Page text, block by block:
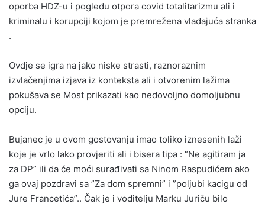
oporba HDZ-u i pogledu otpora covid totalitarizmu ali i
kriminalu i korupciji kojom je premrežena vladajuća stranka
.
Ovdje se igra na jako niske strasti, raznoraznim
izvlačenjima izjava iz konteksta ali i otvorenim lažima
pokušava se Most prikazati kao nedovoljno domoljubnu
opciju.
Bujanec je u ovom gostovanju imao toliko iznesenih laži
koje je vrlo lako provjeriti ali i bisera tipa : “Ne agitiram ja
za DP” ili da će moći surađivati sa Ninom Raspudićem ako
ga ovaj pozdravi sa ”Za dom spremni” i ”poljubi kacigu od
Jure Francetića”.. Čak je i voditelju Marku Juriču bilo